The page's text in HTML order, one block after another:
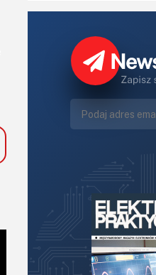
Koła Naukowe
Książki
Lasery
LED/LCD/OLED
Mechatronika
Narzędzia
Optoelektronika
PCB/Montaż
Podstawy elektroniki